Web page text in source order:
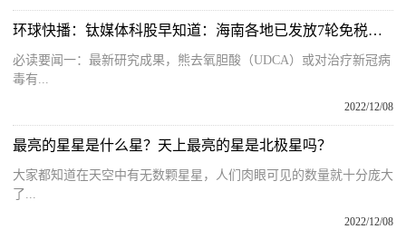
环球快播：钛媒体科股早知道：海南各地已发放7轮免税消费券，以促进疫情后免税及整体消费市场恢复；最新研究成果，熊去氧胆酸（UDCA）或对治疗新冠病毒有奇效
必读要闻一：最新研究成果，熊去氧胆酸（UDCA）或对治疗新冠病
毒有...
2022/12/08
最亮的星星是什么星？天上最亮的星是北极星吗？
大家都知道在天空中有无数颗星星，人们肉眼可见的数量就十分庞大
了...
2022/12/08